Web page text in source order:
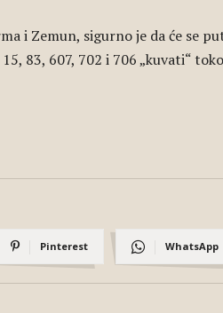
i Zemun, sigurno je da će se
83, 607, 702 i 706 „kuvati“
Pinterest WhatsApp